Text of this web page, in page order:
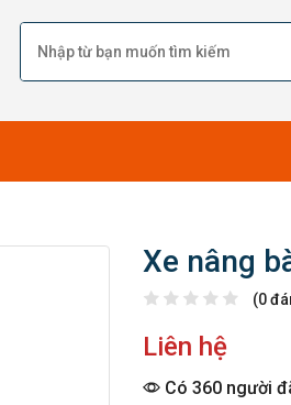
Xe nâng
(0
Liên hệ
Có 360 người